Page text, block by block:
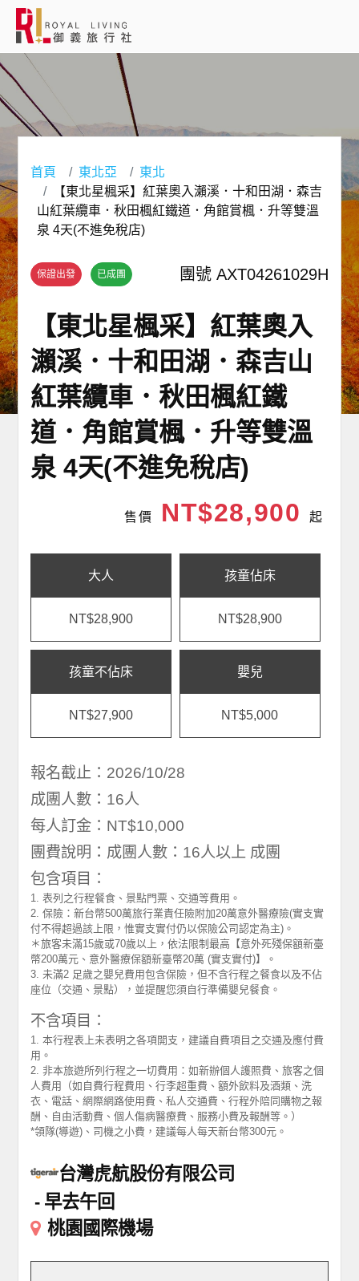
客製服務
關於御義
客服專線(02) 2515-1218
首頁 東北亞
東北
【東北星楓采】紅葉奧入瀨溪．十和田湖．森吉
山紅葉纜車．秋田楓紅鐵道．角館賞楓．升等雙溫
泉 4天(不進免稅店)
保證出發 已成團 團號 AXT04261029H
【東北星楓采】紅葉奧入
瀨溪．十和田湖．森吉山
紅葉纜車．秋田楓紅鐵
道．角館賞楓．升等雙溫
泉 4天(不進免稅店)
售價 NT$28,900 起
大人
NT$28,900
孩童佔床
NT$28,900
孩童不佔床
NT$27,900
嬰兒
NT$5,000
報名截止：2026/10/28
成團人數：16人
每人訂金：NT$10,000
團費說明：成團人數：16人以上 成團
包含項目：
1. 表列之行程餐食、景點門票、交通等費用。
2. 保險：新台幣500萬旅行業責任險附加20萬意外醫療險(實支實
付不得超過該上限，惟實支實付仍以保險公司認定為主)。
＊旅客未滿15歲或70歲以上，依法限制最高【意外死殘保額新臺
幣200萬元、意外醫療保額新臺幣20萬 (實支實付)】。
3. 未滿2 足歲之嬰兒費用包含保險，但不含行程之餐食以及不佔
座位（交通、景點），並提醒您須自行準備嬰兒餐食。
不含項目：
1. 本行程表上未表明之各項開支，建議自費項目之交通及應付費
用。
2. 非本旅遊所列行程之一切費用：如新辦個人護照費、旅客之個
人費用（如自費行程費用、行李超重費、額外飲料及酒類、洗
衣、電話、網際網路使用費、私人交通費、行程外陪同購物之報
酬、自由活動費、個人傷病醫療費、服務小費及報酬等。）
*領隊(導遊)、司機之小費，建議每人每天新台幣300元。
台灣虎航股份有限公司
早去午回
桃園國際機場